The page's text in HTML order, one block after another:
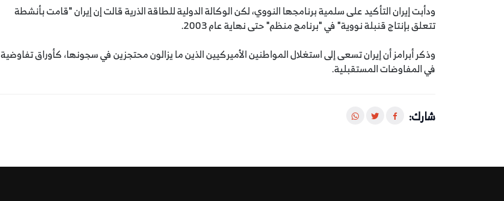
ودأبت إيران التأكيد على سلمية برنامجها النووي، لكن الوكالة الدولية للطاقة الذرية قالت إن إيران "قامت بأنشطة
تتعلق بإنتاج قنبلة نووية" في "برنامج منظم" حتى نهاية عام 2003.
وذكر أبرامز أن إيران تسعى إلى استغلال المواطنين الأميركيين الذين ما يزالون محتجزين في سجونها، كأوراق تفاوضية
في المفاوضات المستقبلية.
شارك: